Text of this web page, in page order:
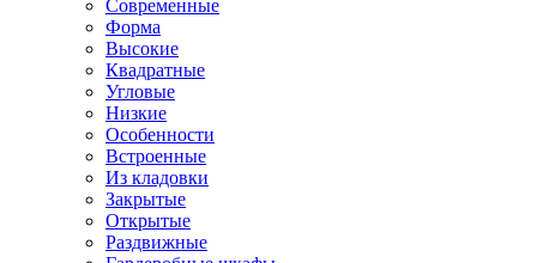
Современные
Форма
Высокие
Квадратные
Угловые
Низкие
Особенности
Встроенные
Из кладовки
Закрытые
Открытые
Раздвижные